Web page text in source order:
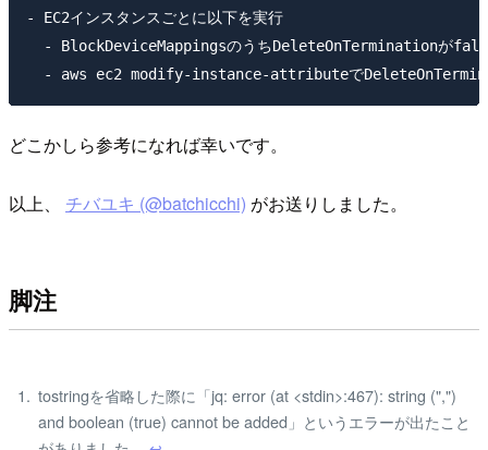
- EC2インスタンスごとに以下を実行
- BlockDeviceMappingsのうちDeleteOnTerminationが
どこかしら参考になれば幸いです。
以上、 チバユキ (@batchicchi) がお送りしました。
脚注
tostringを省略した際に「jq: error (at <stdin>:467): string (",")
and boolean (true) cannot be added」というエラーが出たこと